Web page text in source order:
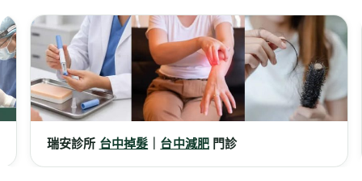
瑞安診所台中掉髮｜台中減肥門診